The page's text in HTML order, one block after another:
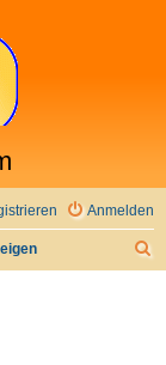
Anmelden